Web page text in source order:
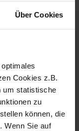
Über Cookies
Cookies z.B.
um statistische
zu
können, die
Wenn Sie auf
drei
vor Ort –